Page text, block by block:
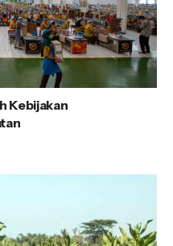
Kebijakan